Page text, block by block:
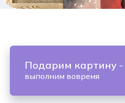
Подарим картину -
выполним вовремя